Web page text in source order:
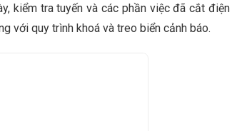
kiểm tra tuyến và các phần việc đã cắt điện
với quy trình khoá và treo biển cảnh báo.